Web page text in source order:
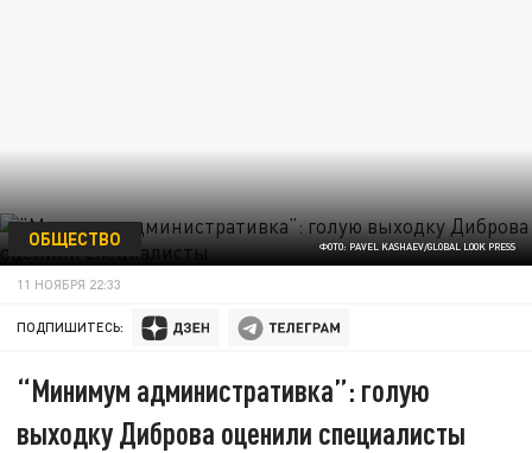
ФОТО: PAVEL KASHAEV/GLOBAL LOOK PRESS
ОБЩЕСТВО
11 НОЯБРЯ 22:33
ПОДПИШИТЕСЬ:
“Минимум административка”: голую
выходку Диброва оценили специалисты